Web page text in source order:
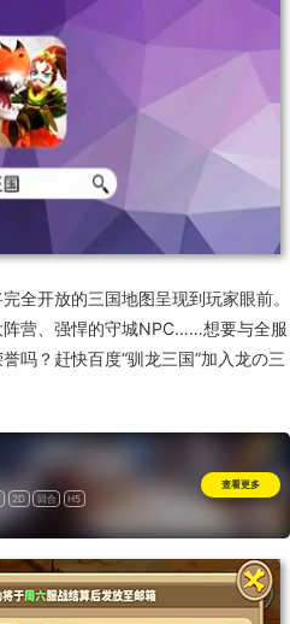
全开放的三国地图呈现到玩家眼前。
营、强悍的守城NPC……想要与全服
吗？赶快百度“驯龙三国”加入龙の三
2D 回合 H5
查看更多